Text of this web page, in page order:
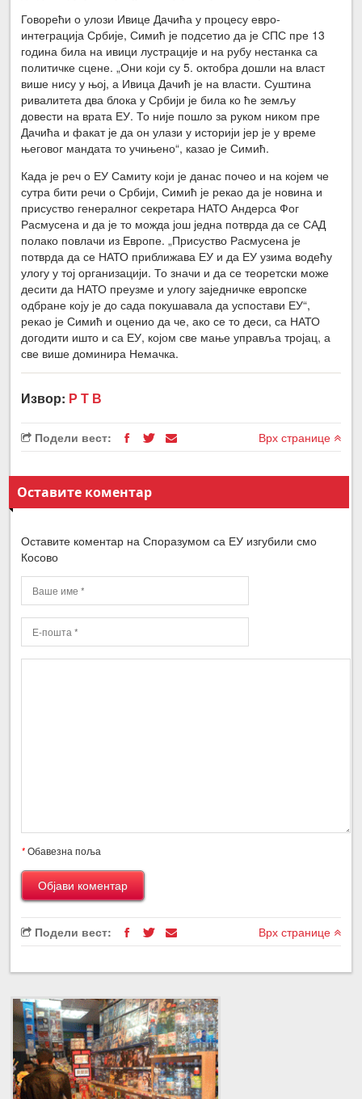
Говорећи о улози Ивице Дачића у процесу евро-
интеграција Србије, Симић је подсетио да је СПС пре 13
година била на ивици лустрације и на рубу нестанка са
политичке сцене. „Они који су 5. октобра дошли на власт
више нису у њој, а Ивица Дачић је на власти. Суштина
ривалитета два блока у Србији је била ко ће земљу
довести на врата ЕУ. То није пошло за руком ником пре
Дачића и факат је да он улази у историји јер је у време
његовог мандата то учињено“, казао је Симић.
Када је реч о ЕУ Самиту који је данас почео и на којем че
сутра бити речи о Србији, Симић је рекао да је новина и
присуство генералног секретара НАТО Андерса Фог
Расмусена и да је то можда још једна потврда да се САД
полако повлачи из Европе. „Присуство Расмусена је
потврда да се НАТО приближава ЕУ и да ЕУ узима водећу
улогу у тој организацији. То значи и да се теоретски може
десити да НАТО преузме и улогу заједничке европске
одбране коју је до сада покушавала да успостави ЕУ“,
рекао је Симић и оценио да че, ако се то деси, са НАТО
догодити ишто и са ЕУ, којом све мање управља тројац, а
све више доминира Немачка.
Извор: Р Т В
Подели вест: Врх странице
Оставите коментар
Оставите коментар на Споразумом са ЕУ изгубили смо
Косово
*Обавезна поља
Подели вест: Врх странице